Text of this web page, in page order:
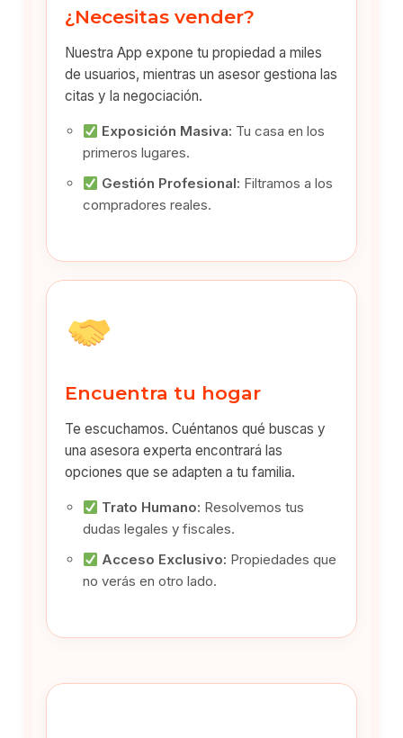
¿Necesitas vender?
Nuestra App expone tu propiedad a miles
de usuarios, mientras un asesor gestiona las
citas y la negociación.
Exposición Masiva: Tu casa en los
primeros lugares.
Gestión Profesional: Filtramos a los
compradores reales.
Encuentra tu hogar
Te escuchamos. Cuéntanos qué buscas y
una asesora experta encontrará las
opciones que se adapten a tu familia.
Trato Humano: Resolvemos tus
dudas legales y fiscales.
Acceso Exclusivo: Propiedades que
no verás en otro lado.